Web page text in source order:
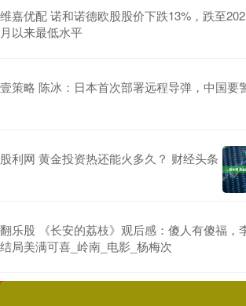
维嘉优配 诺和诺德欧股股价下跌13%，跌至
月以来最低水平
壹策略 陈冰：日本首次部署远程导弹，中国要
股利网 黄金投资热还能火多久？ 财经头条
翻乐股 《长安的荔枝》观后感：傻人有傻福，
结局美满可喜_岭南_电影_杨梅次